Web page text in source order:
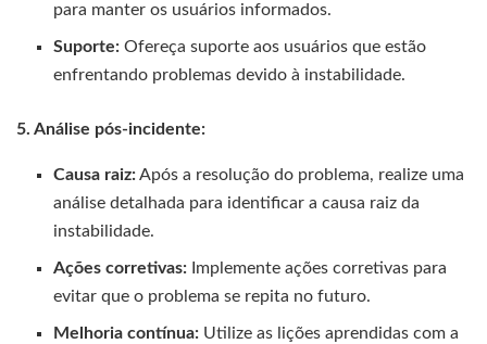
para manter os usuários informados.
Suporte: Ofereça suporte aos usuários que estão
enfrentando problemas devido à instabilidade.
5. Análise pós-incidente:
Causa raiz:Após a resolução do problema, realize uma
análise detalhada para identificar a causa raiz da
instabilidade.
Ações corretivas: Implemente ações corretivas para
evitar que o problema se repita no futuro.
Melhoria contínua: Utilize as lições aprendidas com a